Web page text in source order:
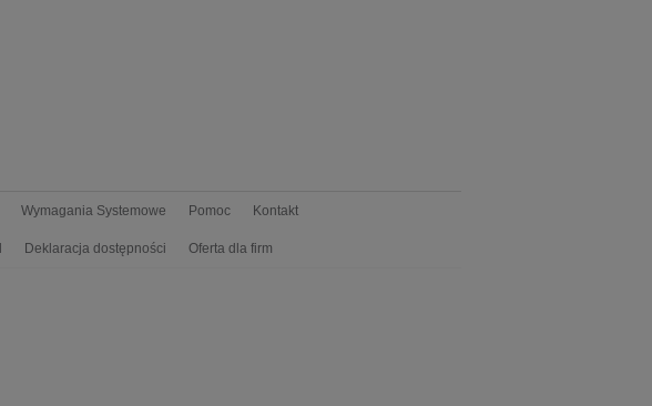
Wymagania Systemowe Pomoc Kontakt
Deklaracja dostępności Oferta dla firm